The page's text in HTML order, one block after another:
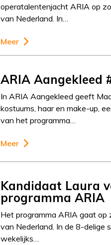
operatalentenjacht ARIA op
van Nederland. In…
Meer
ARIA Aangekleed
In ARIA Aangekleed geeft
kostuums, haar en make-up,
van het programma…
Meer
Kandidaat Laura
programma ARIA
Het programma ARIA gaat
van Nederland. In de 8-delige
wekelijks…